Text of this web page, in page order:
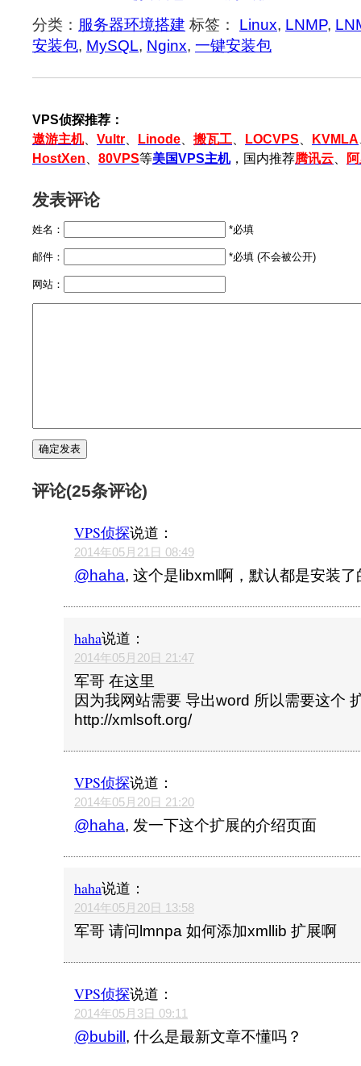
分类： 服务器环境搭建 标签： Linux, LNMP,
安装包, MySQL, Nginx, 一键安装包
VPS侦探推荐：
遨游主机、 Vultr Linode 搬瓦工 LOCVPS KVMLA
HostXen
80VPS等美国VPS主机，国内推荐腾讯云
发表评论
姓名： *必填
邮件： *必填 (不会被公开)
网站：
评论(25条评论)
VPS侦探说道：
2014年05月21日 08:49
@haha, 这个是libxml啊，默认都是安装了
haha说道：
2014年05月20日 21:47
军哥 在这里
因为我网站需要 导出word 所以需要这个
http://xmlsoft.org/
VPS侦探说道：
2014年05月20日 21:20
@haha, 发一下这个扩展的介绍页面
haha说道：
2014年05月20日 13:58
军哥 请问lmnpa 如何添加xmllib 扩展啊
VPS侦探说道：
2014年05月3日 09:11
@bubill , 什么是最新文章不懂吗？